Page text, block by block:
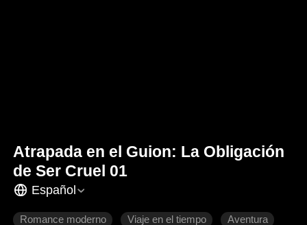
Atrapada en el Guion: La Obligación
de Ser Cruel 01
Español
Romance moderno Viaje en el tiempo Aventura